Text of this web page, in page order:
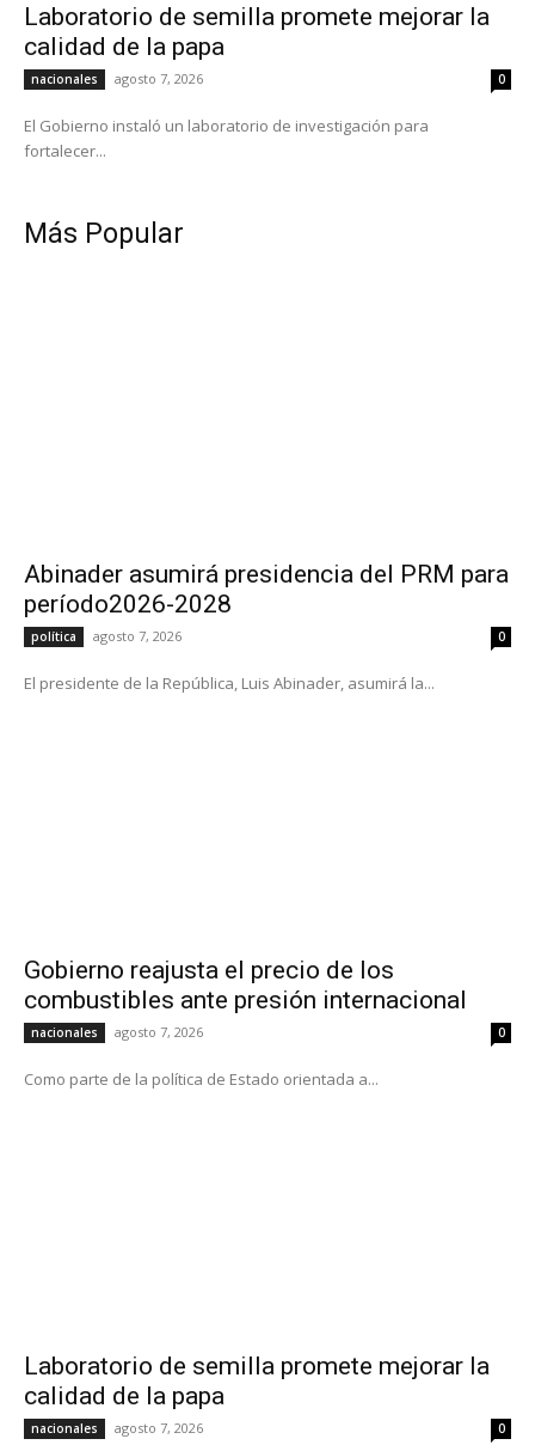
Laboratorio de semilla promete mejorar la
calidad de la papa
nacionales agosto 7, 2026 0
El Gobierno instaló un laboratorio de investigación para
fortalecer...
Más Popular
Abinader asumirá presidencia del PRM para
período2026-2028
política agosto 7, 2026 0
El presidente de la República, Luis Abinader, asumirá la...
Gobierno reajusta el precio de los
combustibles ante presión internacional
nacionales agosto 7, 2026 0
Como parte de la política de Estado orientada a...
Laboratorio de semilla promete mejorar la
calidad de la papa
nacionales agosto 7, 2026 0